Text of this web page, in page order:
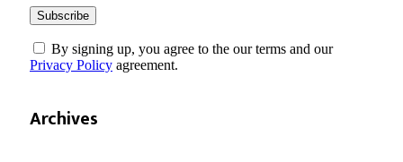
By signing up, you agree to the our terms and our
Privacy Policy agreement.
Archives